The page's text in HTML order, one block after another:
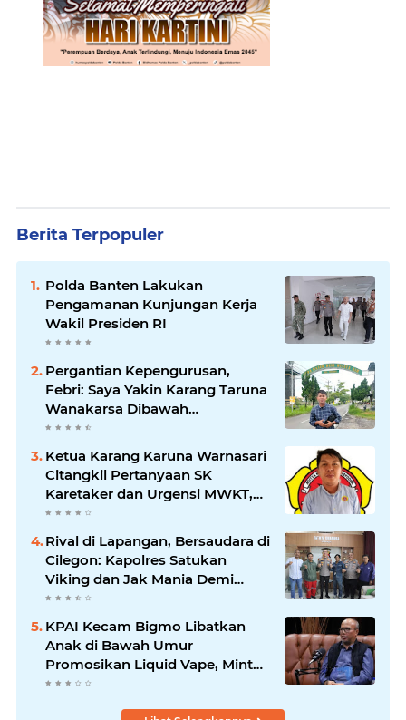
Berita Terpopuler
Polda Banten Lakukan
Pengamanan Kunjungan Kerja
Wakil Presiden RI
Pergantian Kepengurusan,
Febri: Saya Yakin Karang Taruna
Wanakarsa Dibawah
Kepemimpinan Bung Entus
Ketua Karang Karuna Warnasari
Citangkil Pertanyaan SK
Karetaker dan Urgensi MWKT,
Saat Suasana Berduka
Rival di Lapangan, Bersaudara di
Cilegon: Kapolres Satukan
Viking dan Jak Mania Demi
Nobar Damai Piala Presiden
KPAI Kecam Bigmo Libatkan
Anak di Bawah Umur
Promosikan Liquid Vape, Minta
Aparat Bertindak Tegas